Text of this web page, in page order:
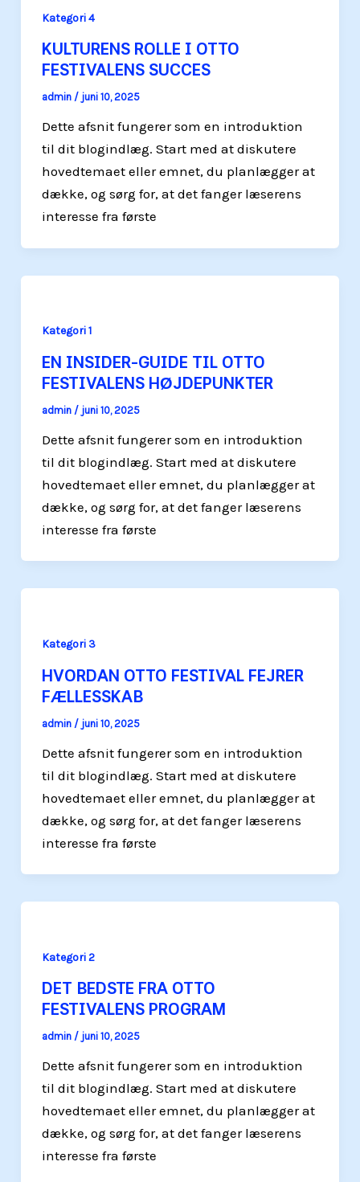
Kategori 4
KULTURENS ROLLE I OTTO
FESTIVALENS SUCCES
admin / juni 10, 2025
Dette afsnit fungerer som en introduktion
til dit blogindlæg. Start med at diskutere
hovedtemaet eller emnet, du planlægger at
dække, og sørg for, at det fanger læserens
interesse fra første
Kategori 1
EN INSIDER-GUIDE TIL OTTO
FESTIVALENS HØJDEPUNKTER
admin / juni 10, 2025
Dette afsnit fungerer som en introduktion
til dit blogindlæg. Start med at diskutere
hovedtemaet eller emnet, du planlægger at
dække, og sørg for, at det fanger læserens
interesse fra første
Kategori 3
HVORDAN OTTO FESTIVAL FEJRER
FÆLLESSKAB
admin / juni 10, 2025
Dette afsnit fungerer som en introduktion
til dit blogindlæg. Start med at diskutere
hovedtemaet eller emnet, du planlægger at
dække, og sørg for, at det fanger læserens
interesse fra første
Kategori 2
DET BEDSTE FRA OTTO
FESTIVALENS PROGRAM
admin / juni 10, 2025
Dette afsnit fungerer som en introduktion
til dit blogindlæg. Start med at diskutere
hovedtemaet eller emnet, du planlægger at
dække, og sørg for, at det fanger læserens
interesse fra første